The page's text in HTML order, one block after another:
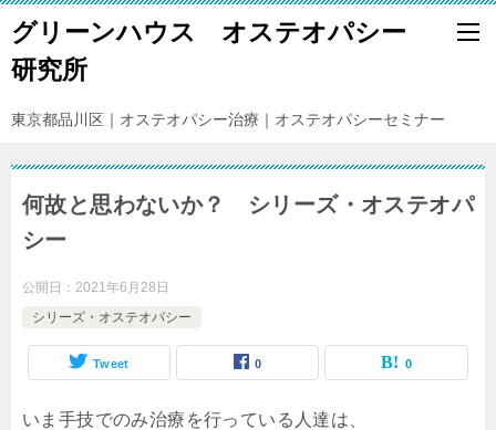
グリーンハウス オステオパシー
研究所
東京都品川区｜オステオパシー治療｜オステオパシーセミナー
何故と思わないか？ シリーズ・オステオパ
シー
公開日： 2021年6月28日
シリーズ・オステオパシー
Tweet 0 0
いま手技でのみ治療を行っている人達は、